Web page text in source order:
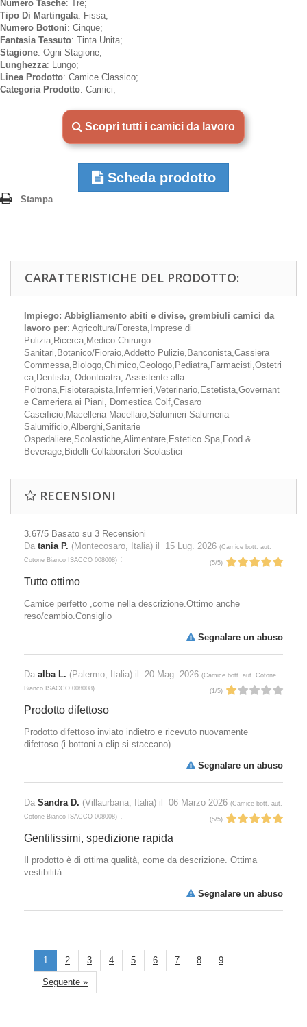
Numero Tasche: Tre;
Tipo Di Martingala: Fissa;
Numero Bottoni: Cinque;
Fantasia Tessuto: Tinta Unita;
Stagione: Ogni Stagione;
Lunghezza: Lungo;
Linea Prodotto: Camice Classico;
Categoria Prodotto: Camici;
Scopri tutti i camici da lavoro
Scheda prodotto
Stampa
CARATTERISTICHE DEL PRODOTTO:
Impiego: Abbigliamento abiti e divise, grembiuli camici da
lavoro per: Agricoltura/Foresta,Imprese di
Pulizia,Ricerca,Medico Chirurgo
Sanitari,Botanico/Fioraio,Addetto Pulizie,Banconista,Cassiera
Commessa,Biologo,Chimico,Geologo,Pediatra,Farmacisti,Ostetri
ca,Dentista, Odontoiatra, Assistente alla
Poltrona,Fisioterapista,Infermieri,Veterinario,Estetista,Governant
e Cameriera ai Piani, Domestica Colf,Casaro
Caseificio,Macelleria Macellaio,Salumieri Salumeria
Salumificio,Alberghi,Sanitarie
Ospedaliere,Scolastiche,Alimentare,Estetico Spa,Food &
Beverage,Bidelli Collaboratori Scolastici
RECENSIONI
3.67/5 Basato su 3 Recensioni
Da tania P. (Montecosaro, Italia) il 15 Lug. 2026 (Camice bott. aut.
Cotone Bianco ISACCO 008008) : (5/5)
Tutto ottimo
Camice perfetto ,come nella descrizione.Ottimo anche
reso/cambio.Consiglio
Segnalare un abuso
Da alba L. (Palermo, Italia) il 20 Mag. 2026 (Camice bott. aut. Cotone
Bianco ISACCO 008008) : (1/5)
Prodotto difettoso
Prodotto difettoso inviato indietro e ricevuto nuovamente
difettoso (i bottoni a clip si staccano)
Segnalare un abuso
Da Sandra D. (Villaurbana, Italia) il 06 Marzo 2026 (Camice bott. aut.
Cotone Bianco ISACCO 008008) : (5/5)
Gentilissimi, spedizione rapida
Il prodotto è di ottima qualità, come da descrizione. Ottima
vestibilità.
Segnalare un abuso
1 2 3 4 5 6 7 8 9
Seguente »